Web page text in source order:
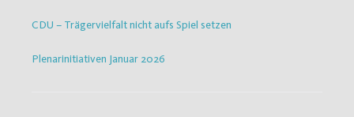
CDU – Trägervielfalt nicht aufs Spiel setzen
Plenarinitiativen Januar 2026